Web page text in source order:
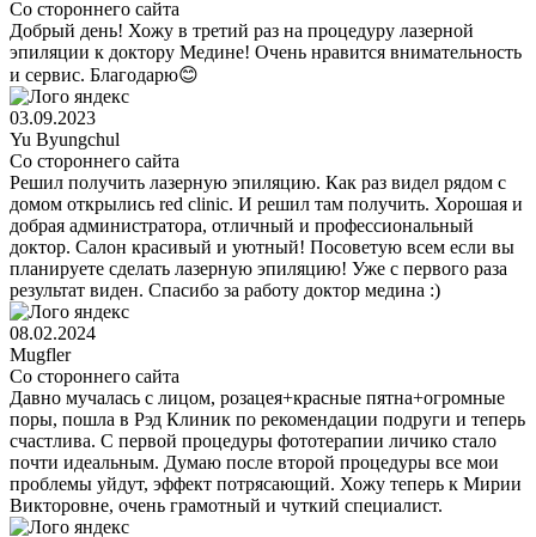
Со стороннего сайта
Добрый день! Хожу в третий раз на процедуру лазерной
эпиляции к доктору Медине! Очень нравится внимательность
и сервис. Благодарю😊
03.09.2023
Yu Byungchul
Со стороннего сайта
Решил получить лазерную эпиляцию. Как раз видел рядом с
домом открылись red clinic. И решил там получить. Хорошая и
добрая администратора, отличный и профессиональный
доктор. Салон красивый и уютный! Посоветую всем если вы
планируете сделать лазерную эпиляцию! Уже с первого раза
результат виден. Спасибо за работу доктор медина :)
08.02.2024
Mugfler
Со стороннего сайта
Давно мучалась с лицом, розацея+красные пятна+огромные
поры, пошла в Рэд Клиник по рекомендации подруги и теперь
счастлива. С первой процедуры фототерапии личико стало
почти идеальным. Думаю после второй процедуры все мои
проблемы уйдут, эффект потрясающий. Хожу теперь к Мирии
Викторовне, очень грамотный и чуткий специалист.